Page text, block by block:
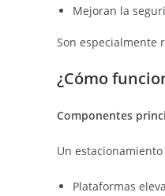
Mejoran la
Son especialmente
¿Cómo
Componentes
Un
Plataformas